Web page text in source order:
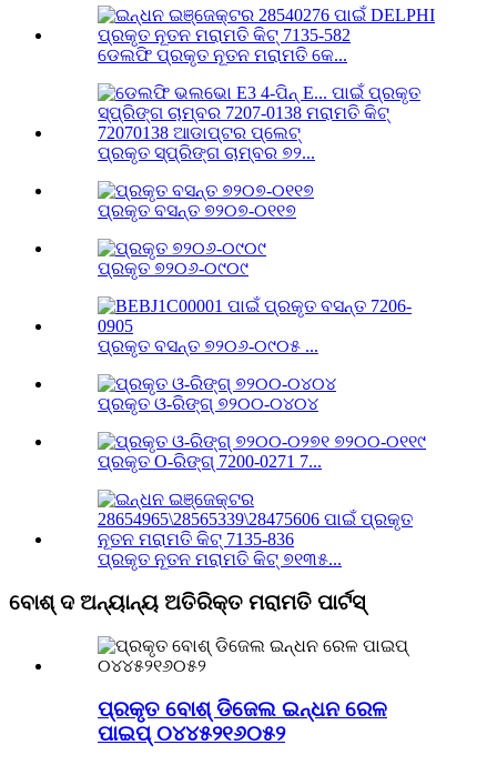
ଡେଲଫି ପ୍ରକୃତ ନୂତନ ମରାମତି କେ...
ପ୍ରକୃତ ସ୍ପ୍ରିଙ୍ଗ ଚାମ୍ବର ୭୨...
ପ୍ରକୃତ ବସନ୍ତ ୭୨୦୭-୦୧୧୭
ପ୍ରକୃତ ୭୨୦୬-୦୯୦୯
ପ୍ରକୃତ ବସନ୍ତ ୭୨୦୬-୦୯୦୫ ...
ପ୍ରକୃତ ଓ-ରିଙ୍ଗ୍ ୭୨୦୦-୦୪୦୪
ପ୍ରକୃତ O-ରିଙ୍ଗ୍ 7200-0271 7...
ପ୍ରକୃତ ନୂତନ ମରାମତି କିଟ୍ ୭୧୩୫...
ବୋଶ୍ ଦ ଅନ୍ୟାନ୍ୟ ଅତିରିକ୍ତ ମରାମତି ପାର୍ଟସ୍
ପ୍ରକୃତ ବୋଶ୍ ଡିଜେଲ ଇନ୍ଧନ ରେଳ
ପାଇପ୍ ୦୪୪୫୨୧୬୦୫୨